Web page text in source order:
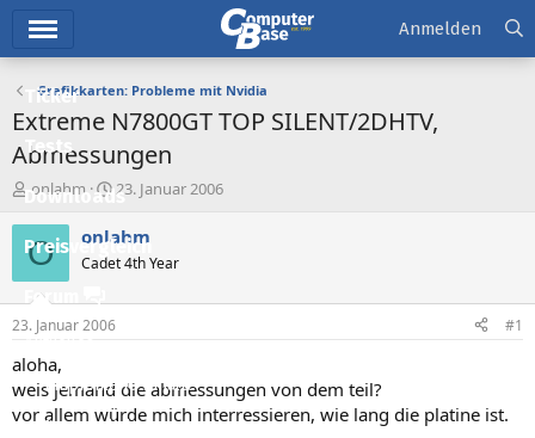
Ticker
Tests
Downloads
Preisvergleich
Forum
Aktuelles
Empfohlene Inhalte
Neue Beiträge
Anmelden
Grafikkarten: Probleme mit Nvidia
Extreme N7800GT TOP SILENT/2DHTV,
Abmessungen
E
r
s
t
e
r
onlahm
E
r
s
e
t
m
23. Januar 2006
O onlahm
Cadet 4th Year
23. Januar 2006 #1
aloha,
weis jemand die abmessungen von dem teil?
vor allem würde mich interressieren, wie lang die platine ist.